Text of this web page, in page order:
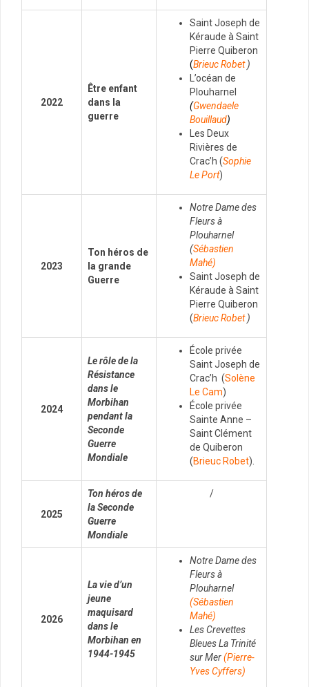
2022
Être enfant
dans la
guerre
Saint Joseph de
Kéraude à Saint
Pierre Quiberon
(BrieucRobet)
L’océan de
Plouharnel
(Gwendaele
Bouillaud)
Les Deux
Rivières de
Crac’h (Sophie
Le Port)
2023
Ton héros de
la grande
Guerre
Notre Dame des
Fleurs à
Plouharnel
(Sébastien
Mahé)
Saint Joseph de
Kéraude à Saint
Pierre Quiberon
(BrieucRobet)
2024
Le rôle de la
Résistance
dans le
Morbihan
pendant la
Seconde
Guerre
Mondiale
École privée
Saint Joseph de
Crac’h (Solène
Le Cam)
École privée
Sainte Anne –
Saint Clément
de Quiberon
(Brieuc Robet).
2025
Ton héros de
la Seconde
Guerre
Mondiale
/
2026
La vie d’un
jeune
maquisard
dans le
Morbihan en
1944-1945
Notre Dame des
Fleurs à
Plouharnel
(Sébastien
Mahé)
Les Crevettes
Bleues La Trinité
sur Mer(Pierre-
Yves Cyffers)